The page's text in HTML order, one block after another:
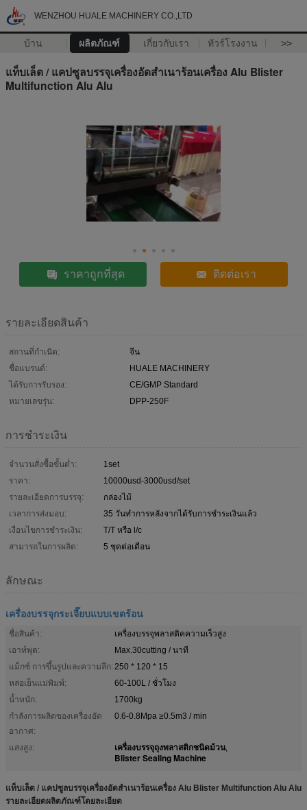
WENZHOU HUALE MACHINERY CO.,LTD
บ้าน ผลิตภัณฑ์ เกี่ยวกับเรา ทัวร์โรงงาน >>
แท็บเล็ต / แคปซูลบรรจุเครื่องอัดสำเนาร้อนเครื่อง Alu Blister
Multifunction Alu Alu
ราคาถูกที่สุด ติดต่อเรา
รายละเอียดสินค้า
สถานที่กำเนิด:
จีน
ชื่อแบรนด์:
HUALE MACHINERY
ได้รับการรับรอง:
CE/GMP Standard
หมายเลขรุ่น:
DPP-250F
การชำระเงิน
จำนวนสั่งซื้อขั้นต่ำ:
1set
ราคา:
10000usd-3000usd/set
รายละเอียดการบรรจุ:
กล่องไม้
เวลาการส่งมอบ:
35 วันทำการหลังจากได้รับการชำระเงินแล้ว
เงื่อนไขการชำระเงิน:
T/T หรือ l/c
สามารถในการผลิต:
5 ชุดต่อเดือน
ลักษณะ
เครื่องบรรจุกระเจี๊ยบแบบเขตร้อน
ชื่อสินค้า:
เครื่องบรรจุพลาสติคความเร็วสูง
เอาท์พุต:
Max.30cutting / นาที
แม็กซ์ การขึ้นรูปและความลึก: 250 * 120 * 15
หล่อเย็นแม่พิมพ์:
60-100L / ชั่วโมง
น้ำหนัก:
1700kg
กำลังการผลิตของเครื่องอัด
อากาศ:
0.6-0.8Mpa ≥0.5m3 / min
แสงสูง: เครื่องบรรจุถุงพลาสติกชนิดม้วน,
Blister Sealing Machine
แท็บเล็ต / แคปซูลบรรจุเครื่องอัดสำเนาร้อนเครื่อง Alu Blister Multifunction Alu Alu
รายละเอียดผลิตภัณฑ์โดยละเอียด